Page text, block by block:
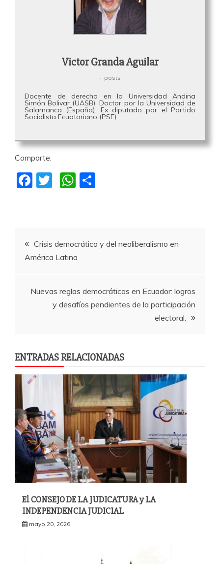
Victor Granda Aguilar
+ posts
Docente de derecho en la Universidad Andina
Simón Bolivar (UASB). Doctor por la Universidad de
Salamanca (España). Ex diputado por el Partido
Socialista Ecuatoriano (PSE).
Comparte:
F
b
o
k
T
W
A
p
a
Navegación
de
entradas
Crisis democrática y del neoliberalismo en
América Latina
Nuevas reglas democráticas en Ecuador: logros
y desafíos pendientes de la participación
electoral.
ENTRADAS RELACIONADAS
El CONSEJO DE LA JUDICATURA y LA
INDEPENDENCIA JUDICIAL
mayo 20, 2026